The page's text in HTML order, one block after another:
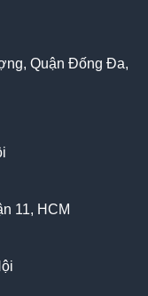
Quận Đống Đa,
11, HCM